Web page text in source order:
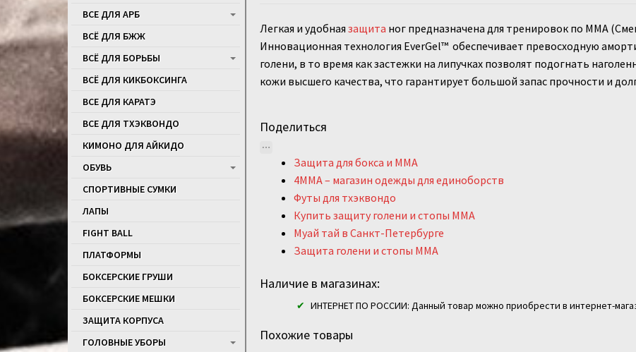
Легкая и удобная защита ног предназначена для тренировок по MMA
Инновационная технология EverGel™ обеспечивает превосходную
голени, в то время как застежки на липучках позволят подогнать
кожи высшего качества, что гарантирует большой запас прочности и
Поделиться
Защита для бокса и ММА
4MMA – магазин одежды для единоборств
Футы для тхэквондо
Купить защиту голени и стопы MMA
Муай тай в Санкт-Петербурге
Защита голени и стопы MMA
Наличие в магазинах:
ИНТЕРНЕТ ПО РОССИИ: Данный товар можно приобрести в интернет-
Похожие товары
ВСЕ ДЛЯ АРБ
ВСЁ ДЛЯ БЖЖ
ВСЁ ДЛЯ БОРЬБЫ
ВСЁ ДЛЯ КИКБОКСИНГА
ВСЕ ДЛЯ КАРАТЭ
ВСЕ ДЛЯ ТХЭКВОНДО
КИМОНО ДЛЯ АЙКИДО
ОБУВЬ
СПОРТИВНЫЕ СУМКИ
ЛАПЫ
FIGHT BALL
ПЛАТФОРМЫ
БОКСЕРСКИЕ ГРУШИ
БОКСЕРСКИЕ МЕШКИ
ЗАЩИТА КОРПУСА
ГОЛОВНЫЕ УБОРЫ